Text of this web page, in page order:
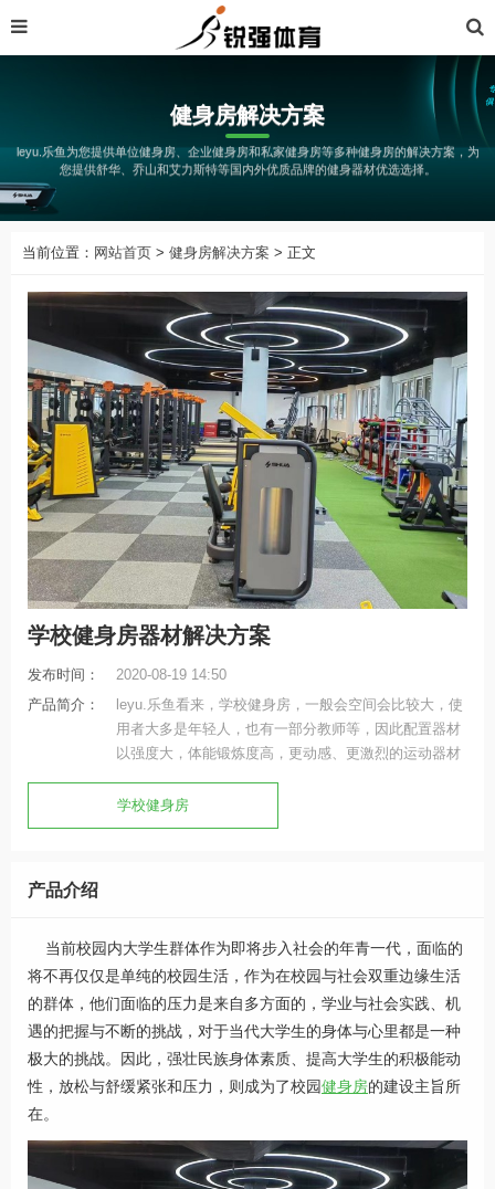
健身房解决方案
leyu.乐鱼为您提供单位健身房、企业健身房和私家健身房等多种健身房的解决方案，为
您提供舒华、乔山和艾力斯特等国内外优质品牌的健身器材优选选择。
当前位置： 网站首页 > 健身房解决方案 > 正文
学校健身房器材解决方案
发布时间：
2020-08-19 14:50
产品简介：
leyu.乐鱼看来，学校健身房，一般会空间会比较大，使
用者大多是年轻人，也有一部分教师等，因此配置器材
以强度大，体能锻炼度高，更动感、更激烈的运动器材
学校健身房
产品介绍
当前校园内大学生群体作为即将步入社会的年青一代，面临的
将不再仅仅是单纯的校园生活，作为在校园与社会双重边缘生活
的群体，他们面临的压力是来自多方面的，学业与社会实践、机
遇的把握与不断的挑战，对于当代大学生的身体与心里都是一种
极大的挑战。因此，强壮民族身体素质、提高大学生的积极能动
性，放松与舒缓紧张和压力，则成为了校园健身房的建设主旨所
在。